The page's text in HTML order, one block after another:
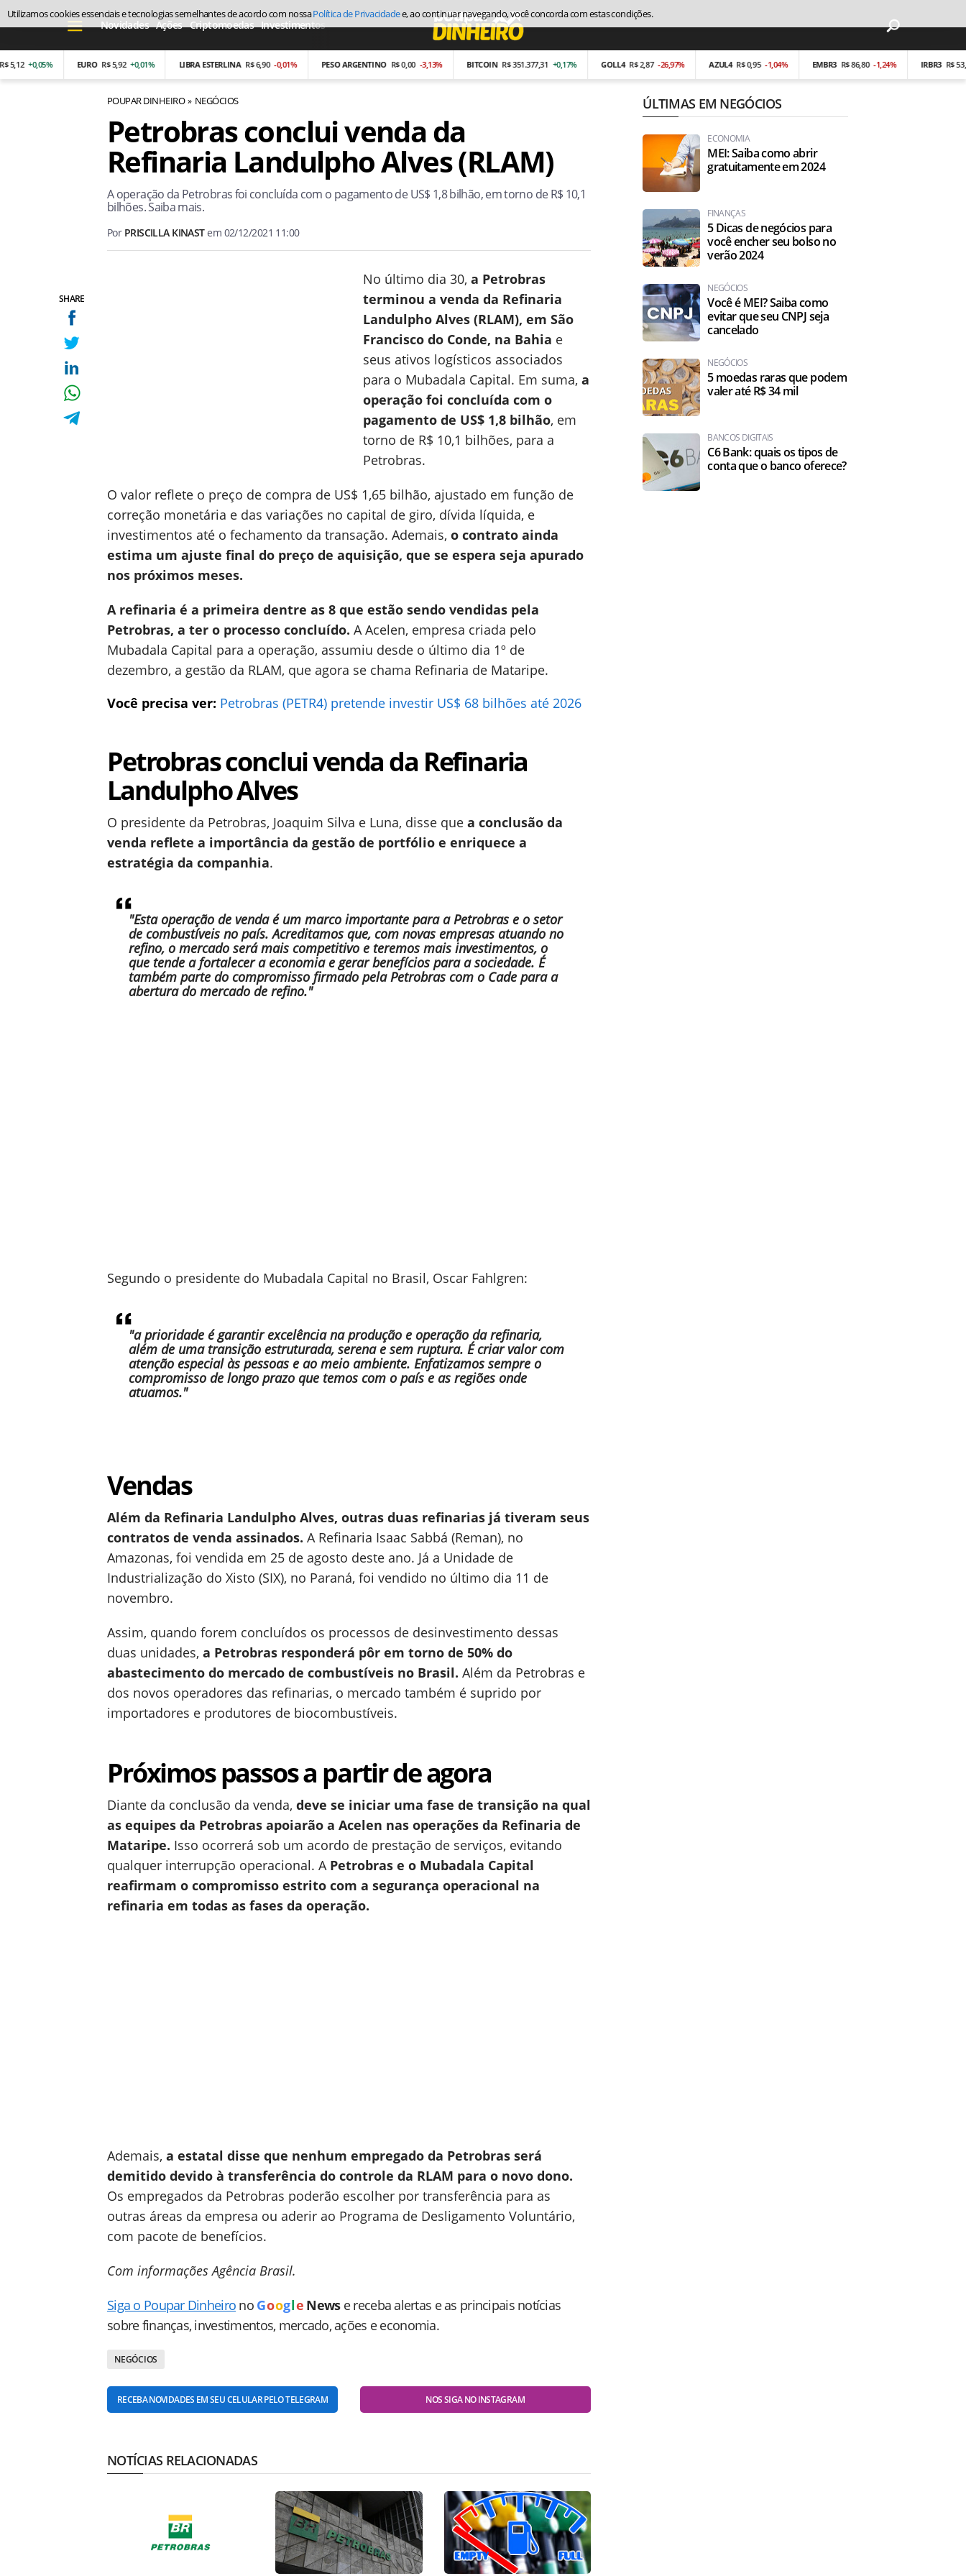
Novidades Ações Criptomoedas Investimentos Economia
+0,05% R$ 5,92 +0,01% LIBRA ESTERLINA R$ 6,90 -0,01% PESO ARGENTINO R$ 0,00 -3,13% BITCOIN R$ 351.377,31 +0,17% GOLL4 R$ 2,87 -26,97% AZUL4 R$ 0,95 -1,04% EMBR3 R$ 86,80 -1,24% R$ 53,40 -
POUPAR DINHEIRO NEGÓCIOS
SHARE
Petrobras conclui venda da
Refinaria Landulpho Alves (RLAM)
A operação da Petrobras foi concluída com o pagamento de US$ 1,8 bilhão, em torno de R$ 10,1
bilhões. Saiba mais.
Por PRISCILLA KINASTem 02/12/2021 11:00
No último dia 30, a Petrobras
terminou a venda da Refinaria
Landulpho Alves (RLAM), em São
Francisco do Conde, na Bahia e
seus ativos logísticos associados
para o Mubadala Capital. Em suma, a
operação foi concluída com o
pagamento de US$ 1,8 bilhão, em
torno de R$ 10,1 bilhões, para a
Petrobras.
O valor reflete o preço de compra de US$ 1,65 bilhão, ajustado em função de
correção monetária e das variações no capital de giro, dívida líquida, e
investimentos até o fechamento da transação. Ademais, o contrato ainda
estima um ajuste final do preço de aquisição, que se espera seja apurado
nos próximos meses.
A refinaria é a primeira dentre as 8 que estão sendo vendidas pela
Petrobras, a ter o processo concluído. A Acelen, empresa criada pelo
Mubadala Capital para a operação, assumiu desde o último dia 1º de
dezembro, a gestão da RLAM, que agora se chama Refinaria de Mataripe.
Você precisa ver: Petrobras (PETR4) pretende investir US$ 68 bilhões até 2026
Petrobras conclui venda da Refinaria
Landulpho Alves
O presidente da Petrobras, Joaquim Silva e Luna, disse que a conclusão da
venda reflete a importância da gestão de portfólio e enriquece a
estratégia da companhia.
"Esta operação de venda é um marco importante para a Petrobras e o setor
de combustíveis no país. Acreditamos que, com novas empresas atuando no
refino, o mercado será mais competitivo e teremos mais investimentos, o
que tende a fortalecer a economia e gerar benefícios para a sociedade. É
também parte do compromisso firmado pela Petrobras com o Cade para a
abertura do mercado de refino."
Segundo o presidente do Mubadala Capital no Brasil, Oscar Fahlgren:
"a prioridade é garantir excelência na produção e operação da refinaria,
além de uma transição estruturada, serena e sem ruptura. É criar valor com
atenção especial às pessoas e ao meio ambiente. Enfatizamos sempre o
compromisso de longo prazo que temos com o país e as regiões onde
atuamos."
Vendas
Além da Refinaria Landulpho Alves, outras duas refinarias já tiveram seus
contratos de venda assinados. A Refinaria Isaac Sabbá (Reman), no
Amazonas, foi vendida em 25 de agosto deste ano. Já a Unidade de
Industrialização do Xisto (SIX), no Paraná, foi vendido no último dia 11 de
novembro.
Assim, quando forem concluídos os processos de desinvestimento dessas
duas unidades, a Petrobras responderá pôr em torno de 50% do
abastecimento do mercado de combustíveis no Brasil. Além da Petrobras e
dos novos operadores das refinarias, o mercado também é suprido por
importadores e produtores de biocombustíveis.
Próximos passos a partir de agora
Diante da conclusão da venda, deve se iniciar uma fase de transição na qual
as equipes da Petrobras apoiarão a Acelen nas operações da Refinaria de
Mataripe. Isso ocorrerá sob um acordo de prestação de serviços, evitando
qualquer interrupção operacional. A Petrobras e o Mubadala Capital
reafirmam o compromisso estrito com a segurança operacional na
refinaria em todas as fases da operação.
Ademais, a estatal disse que nenhum empregado da Petrobras será
demitido devido à transferência do controle da RLAM para o novo dono.
Os empregados da Petrobras poderão escolher por transferência para as
outras áreas da empresa ou aderir ao Programa de Desligamento Voluntário,
com pacote de benefícios.
Com informações Agência Brasil.
Siga o Poupar Dinheiro no Goog le News e receba alertas e as principais notícias
sobre finanças, investimentos, mercado, ações e economia.
NEGÓCIOS
RECEBA NOVIDADES EM SEU CELULAR PELO TELEGRAM NOS SIGA NO INSTAGRAM
NOTÍCIAS RELACIONADAS
ÚLTIMAS EM NEGÓCIOS
ECONOMIA
MEI: Saiba como abrir
gratuitamente em 2024
FINANÇAS
5 Dicas de negócios para
você encher seu bolso no
verão 2024
NEGÓCIOS
Você é MEI? Saiba como
evitar que seu CNPJ seja
cancelado
NEGÓCIOS
5 moedas raras que podem
valer até R$ 34 mil
BANCOS DIGITAIS
C6 Bank: quais os tipos de
conta que o banco oferece?
Utilizamos cookies essenciais e tecnologias semelhantes de acordo com nossaPolítica de Privacidadee, ao continuar navegando, você concorda com estas condições.